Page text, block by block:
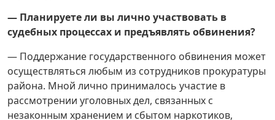
— Планируете ли вы лично участвовать в
судебных процессах и предъявлять обвинения?
— Поддержание государственного обвинения может
осуществляться любым из сотрудников прокуратуры
района. Мной лично принималось участие в
рассмотрении уголовных дел, связанных с
незаконным хранением и сбытом наркотиков,